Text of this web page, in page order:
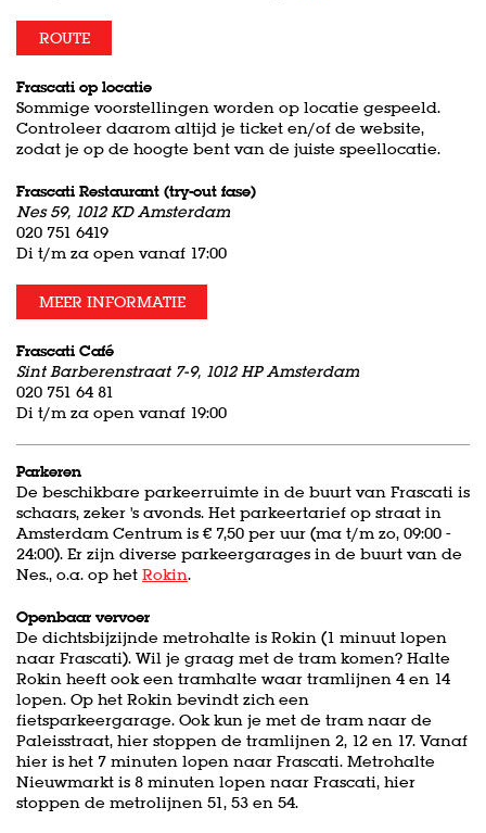
ROUTE
Frascati op locatie
Sommige voorstellingen worden op locatie gespeeld.
Controleer daarom altijd je ticket en/of de website,
zodat je op de hoogte bent van de juiste speellocatie.
Frascati Restaurant (try-out fase)
Nes 59, 1012 KD Amsterdam
020 751 6419
Di t/m za open vanaf 17:00
MEER INFORMATIE
Frascati Café
Sint Barberenstraat 7-9, 1012 HP Amsterdam
020 751 64 81
Di t/m za open vanaf 19:00
Parkeren
De beschikbare parkeerruimte in de buurt van Frascati is
schaars, zeker 's avonds. Het parkeertarief op straat in
Amsterdam Centrum is € 7,50 per uur (ma t/m zo, 09:00 -
24:00). Er zijn diverse parkeergarages in de buurt van de
Nes., o.a. op het Rokin.
Openbaar vervoer
De dichtsbijzijnde metrohalte is Rokin (1 minuut lopen
naar Frascati). Wil je graag met de tram komen? Halte
Rokin heeft ook een tramhalte waar tramlijnen 4 en 14
lopen. Op het Rokin bevindt zich een
fietsparkeergarage. Ook kun je met de tram naar de
Paleisstraat, hier stoppen de tramlijnen 2, 12 en 17. Vanaf
hier is het 7 minuten lopen naar Frascati. Metrohalte
Nieuwmarkt is 8 minuten lopen naar Frascati, hier
stoppen de metrolijnen 51, 53 en 54.